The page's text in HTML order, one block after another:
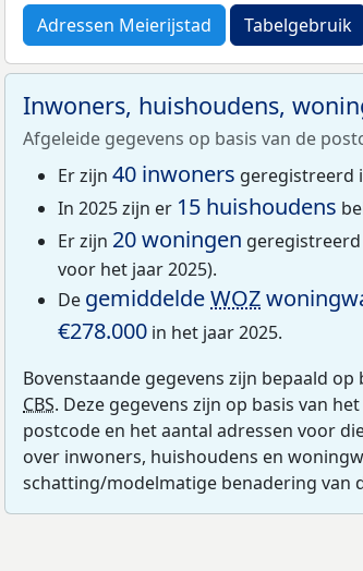
Adressen Meierijstad Tabelgebruik
Inwoners, huishoudens,
Afgeleide gegevens op basis van de
Er zijn 40 inwoners geregistreerd
In 2025 zijn er 15 huishoudens
Er zijn 20 woningen
voor het jaar 2025).
De gemiddeldeWOZ
€278.000 in het jaar 2025.
Bovenstaande gegevens zijn bepaald
CBS. Deze gegevens zijn op basis van
postcode en het aantal adressen voor
over inwoners, huishoudens en
schatting/modelmatige benadering van